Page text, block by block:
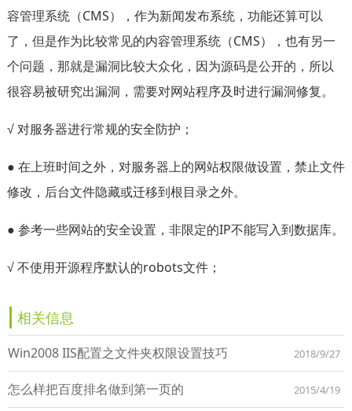
容管理系统（CMS），作为新闻发布系统，功能还算可以
了，但是作为比较常见的内容管理系统（CMS），也有另一
个问题，那就是漏洞比较大众化，因为源码是公开的，所以
很容易被研究出漏洞，需要对网站程序及时进行漏洞修复。
√ 对服务器进行常规的安全防护；
● 在上班时间之外，对服务器上的网站权限做设置，禁止文件
修改，后台文件隐藏或迁移到根目录之外。
● 参考一些网站的安全设置，非限定的IP不能写入到数据库。
√ 不使用开源程序默认的robots文件；
相关信息
Win2008 IIS配置之文件夹权限设置技巧 2018/9/27
怎么样把百度排名做到第一页的 2015/4/19